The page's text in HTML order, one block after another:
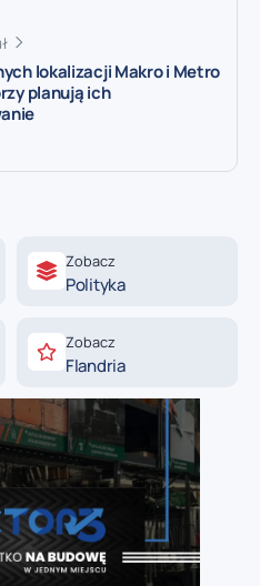
lokalizacji Makro i Metro
planują ich
Zobacz
Polityka
Zobacz
Flandria